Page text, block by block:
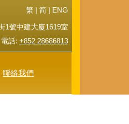
繁 | 简 | ENG
1號中建大廈1619室
電話: +852 28686813
聯絡我們